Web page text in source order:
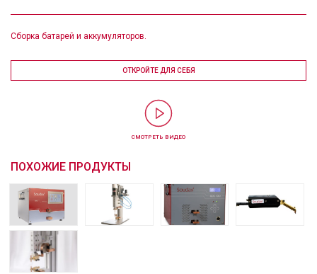
Сборка батарей и аккумуляторов.
ОТКРОЙТЕ ДЛЯ СЕБЯ
СМОТРЕТЬ ВИДЕО
ПОХОЖИЕ ПРОДУКТЫ